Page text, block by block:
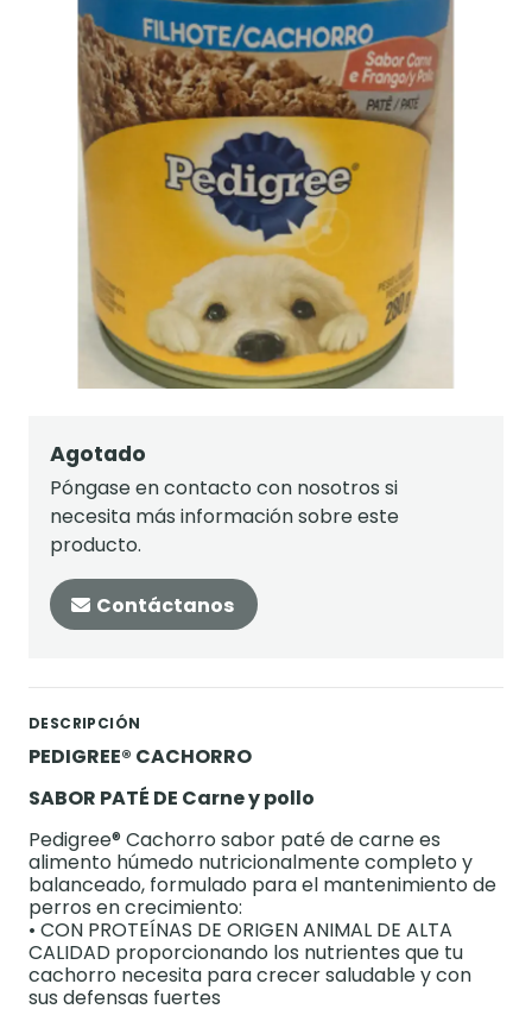
Agotado
Póngase en contacto con nosotros si
necesita más información sobre este
producto.
Contáctanos
DESCRIPCIÓN
PEDIGREE® CACHORRO
SABOR PATÉ DE Carne y pollo
Pedigree® Cachorro sabor paté de carne es
alimento húmedo nutricionalmente completo y
balanceado, formulado para el mantenimiento de
perros en crecimiento:
• CON PROTEÍNAS DE ORIGEN ANIMAL DE ALTA
CALIDAD proporcionando los nutrientes que tu
cachorro necesita para crecer saludable y con
sus defensas fuertes